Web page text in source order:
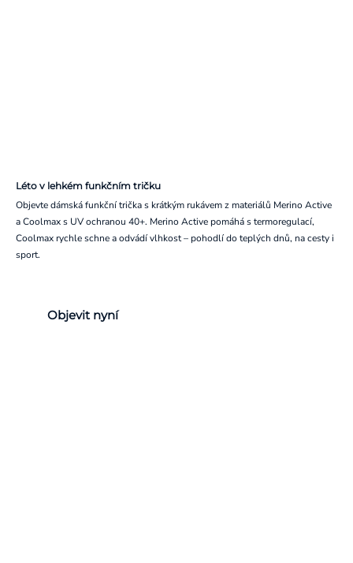
Léto v lehkém funkčním tričku
Objevte dámská funkční trička s krátkým rukávem z materiálů Merino Active
a Coolmax s UV ochranou 40+. Merino Active pomáhá s termoregulací,
Coolmax rychle schne a odvádí vlhkost – pohodlí do teplých dnů, na cesty i
sport.
Objevit nyní